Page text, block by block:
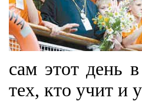
сам этот день
тех, кто учит и